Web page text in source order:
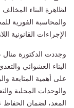
لظاهرة البناء
والمحاسبة الفورية
الإجراءات القانونية
وجددت الدكتورة
البناء العشوائي
على أهمية المتابعة
والوحدات المحلية
المعد، لضمان الحفاظ